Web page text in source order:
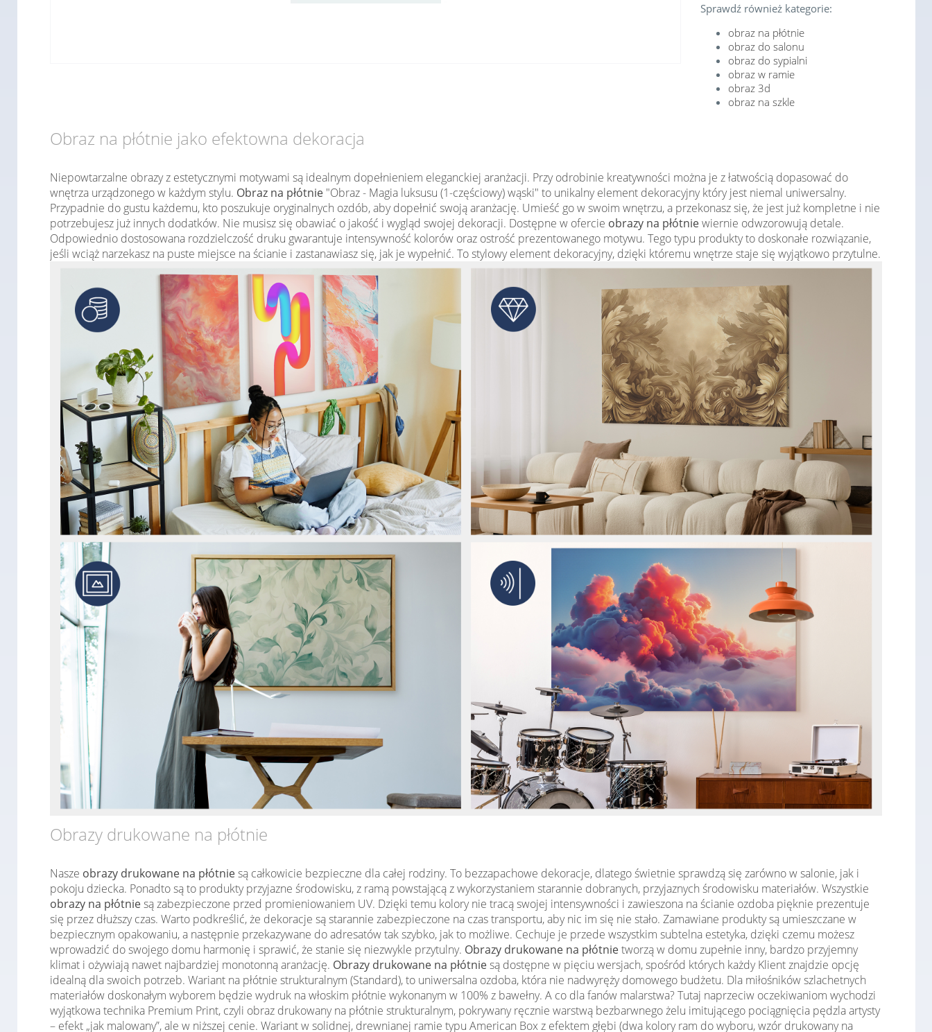
Sprawdź również kategorie:
obraz na płótnie
obraz do salonu
obraz do sypialni
obraz w ramie
obraz 3d
obraz na szkle
Obraz na płótnie jako efektowna dekoracja
Niepowtarzalne obrazy z estetycznymi motywami są idealnym dopełnieniem eleganckiej aranżacji. Przy odrobinie kreatywności można je z łatwością dopasować do
wnętrza urządzonego w każdym stylu. Obraz na płótnie "Obraz - Magia luksusu (1-częściowy) wąski" to unikalny element dekoracyjny który jest niemal uniwersalny.
Przypadnie do gustu każdemu, kto poszukuje oryginalnych ozdób, aby dopełnić swoją aranżację. Umieść go w swoim wnętrzu, a przekonasz się, że jest już kompletne i nie
potrzebujesz już innych dodatków. Nie musisz się obawiać o jakość i wygląd swojej dekoracji. Dostępne w ofercie obrazy na płótniewiernie odwzorowują detale.
Odpowiednio dostosowana rozdzielczość druku gwarantuje intensywność kolorów oraz ostrość prezentowanego motywu. Tego typu produkty to doskonałe rozwiązanie,
jeśli wciąż narzekasz na puste miejsce na ścianie i zastanawiasz się, jak je wypełnić. To stylowy element dekoracyjny, dzięki któremu wnętrze staje się wyjątkowo przytulne.
Obrazy drukowane na płótnie
Nasze obrazy drukowane na płótniesą całkowicie bezpieczne dla całej rodziny. To bezzapachowe dekoracje, dlatego świetnie sprawdzą się zarówno w salonie, jak i
pokoju dziecka. Ponadto są to produkty przyjazne środowisku, z ramą powstającą z wykorzystaniem starannie dobranych, przyjaznych środowisku materiałów. Wszystkie
obrazy na płótniesą zabezpieczone przed promieniowaniem UV. Dzięki temu kolory nie tracą swojej intensywności i zawieszona na ścianie ozdoba pięknie prezentuje
się przez dłuższy czas. Warto podkreślić, że dekoracje są starannie zabezpieczone na czas transportu, aby nic im się nie stało. Zamawiane produkty są umieszczane w
bezpiecznym opakowaniu, a następnie przekazywane do adresatów tak szybko, jak to możliwe. Cechuje je przede wszystkim subtelna estetyka, dzięki czemu możesz
wprowadzić do swojego domu harmonię i sprawić, że stanie się niezwykle przytulny. Obrazy drukowane na płótnietworzą w domu zupełnie inny, bardzo przyjemny
klimat i ożywiają nawet najbardziej monotonną aranżację. Obrazy drukowane na płótniesą dostępne w pięciu wersjach, spośród których każdy Klient znajdzie opcję
idealną dla swoich potrzeb. Wariant na płótnie strukturalnym (Standard), to uniwersalna ozdoba, która nie nadwyręży domowego budżetu. Dla miłośników szlachetnych
materiałów doskonałym wyborem będzie wydruk na włoskim płótnie wykonanym w 100% z bawełny. A co dla fanów malarstwa? Tutaj naprzeciw oczekiwaniom wychodzi
wyjątkowa technika Premium Print, czyli obraz drukowany na płótnie strukturalnym, pokrywany ręcznie warstwą bezbarwnego żelu imitującego pociągnięcia pędzla artysty
– efekt „jak malowany”, ale w niższej cenie. Wariant w solidnej, drewnianej ramie typu American Box z efektem głębi (dwa kolory ram do wyboru, wzór drukowany na